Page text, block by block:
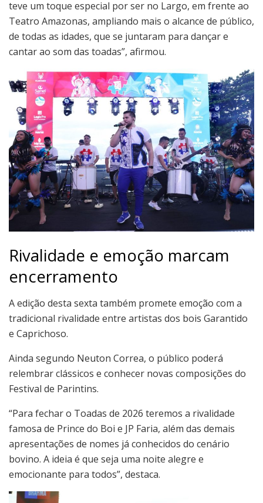
teve um toque especial por ser no Largo, em frente ao
Teatro Amazonas, ampliando mais o alcance de público,
de todas as idades, que se juntaram para dançar e
cantar ao som das toadas”, afirmou.
Rivalidade e emoção marcam
encerramento
A edição desta sexta também promete emoção com a
tradicional rivalidade entre artistas dos bois Garantido
e Caprichoso.
Ainda segundo Neuton Correa, o público poderá
relembrar clássicos e conhecer novas composições do
Festival de Parintins.
“Para fechar o Toadas de 2026 teremos a rivalidade
famosa de Prince do Boi e JP Faria, além das demais
apresentações de nomes já conhecidos do cenário
bovino. A ideia é que seja uma noite alegre e
emocionante para todos”, destaca.